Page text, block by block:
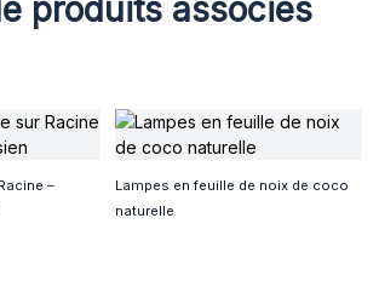
produits associés
–
Lampes en feuille de noix de coco
naturelle